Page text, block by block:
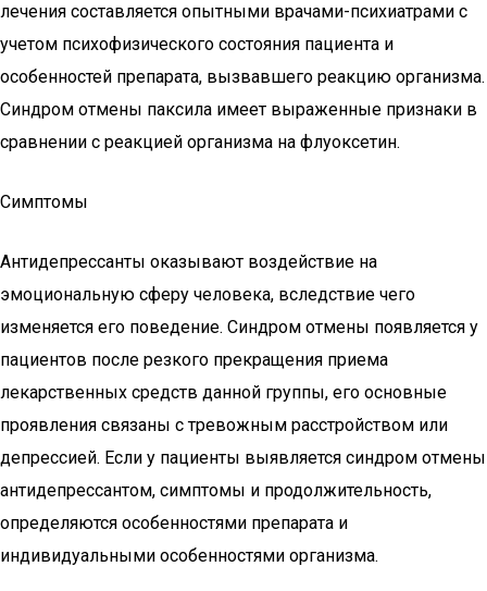
лечения составляется опытными врачами-психиатрами с
учетом психофизического состояния пациента и
особенностей препарата, вызвавшего реакцию организма.
Синдром отмены паксила имеет выраженные признаки в
сравнении с реакцией организма на флуоксетин.
Симптомы
Антидепрессанты оказывают воздействие на
эмоциональную сферу человека, вследствие чего
изменяется его поведение. Синдром отмены появляется у
пациентов после резкого прекращения приема
лекарственных средств данной группы, его основные
проявления связаны с тревожным расстройством или
депрессией. Если у пациенты выявляется синдром отмены
антидепрессантом, симптомы и продолжительность,
определяются особенностями препарата и
индивидуальными особенностями организма.